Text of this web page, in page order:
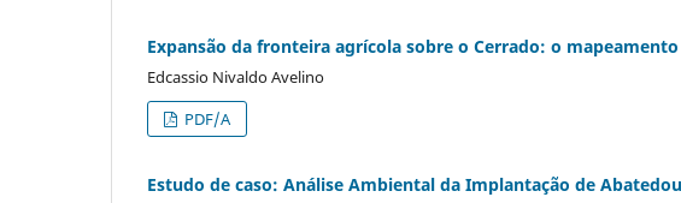
Expansão da fronteira agrícola sobre o Cerrado: o
Edcassio Nivaldo Avelino
PDF/A
Estudo de caso: Análise Ambiental da Implantação de